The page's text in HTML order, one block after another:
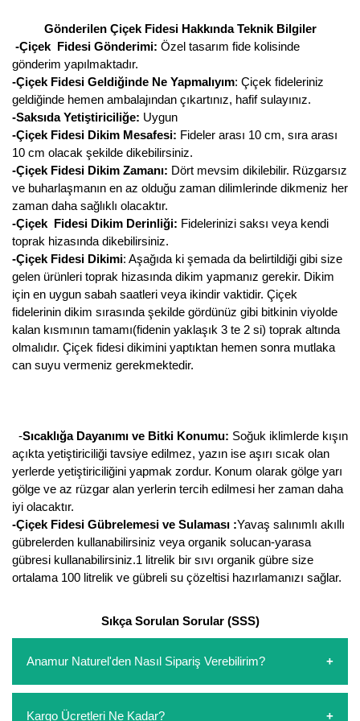
Gönderilen Çiçek Fidesi Hakkında Teknik Bilgiler
-Çiçek Fidesi Gönderimi: Özel tasarım fide kolisinde
gönderim yapılmaktadır.
-Çiçek Fidesi Geldiğinde Ne Yapmalıyım: Çiçek fideleriniz
geldiğinde hemen ambalajından çıkartınız, hafif sulayınız.
-Saksıda Yetiştiriciliğe: Uygun
-Çiçek Fidesi Dikim Mesafesi: Fideler arası 10 cm, sıra arası
10 cm olacak şekilde dikebilirsiniz.
-Çiçek Fidesi Dikim Zamanı: Dört mevsim dikilebilir. Rüzgarsız
ve buharlaşmanın en az olduğu zaman dilimlerinde dikmeniz her
zaman daha sağlıklı olacaktır.
-Çiçek Fidesi Dikim Derinliği: Fidelerinizi saksı veya kendi
toprak hizasında dikebilirsiniz.
-Çiçek Fidesi Dikimi: Aşağıda ki şemada da belirtildiği gibi size
gelen ürünleri toprak hizasında dikim yapmanız gerekir. Dikim
için en uygun sabah saatleri veya ikindir vaktidir. Çiçek
fidelerinin dikim sırasında şekilde gördünüz gibi bitkinin viyolde
kalan kısmının tamamı(fidenin yaklaşık 3 te 2 si) toprak altında
olmalıdır. Çiçek fidesi dikimini yaptıktan hemen sonra mutlaka
can suyu vermeniz gerekmektedir.
-Sıcaklığa Dayanımı ve Bitki Konumu: Soğuk iklimlerde kışın
açıkta yetiştiriciliği tavsiye edilmez, yazın ise aşırı sıcak olan
yerlerde yetiştiriciliğini yapmak zordur. Konum olarak gölge yarı
gölge ve az rüzgar alan yerlerin tercih edilmesi her zaman daha
iyi olacaktır.
-Çiçek Fidesi Gübrelemesi ve Sulaması :Yavaş salınımlı akıllı
gübrelerden kullanabilirsiniz veya organik solucan-yarasa
gübresi kullanabilirsiniz.1 litrelik bir sıvı organik gübre size
ortalama 100 litrelik ve gübreli su çözeltisi hazırlamanızı sağlar.
Sıkça Sorulan Sorular (SSS)
Anamur Naturel'den Nasıl Sipariş Verebilirim?
Kargo Ücretleri Ne Kadar?